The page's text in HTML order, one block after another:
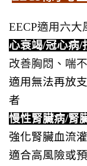
EECP適用六大
心衰竭/冠心病/
改善胸悶、喘
適用無法再放
者
慢性腎臟病/腎
強化腎臟血流
適合高風險或